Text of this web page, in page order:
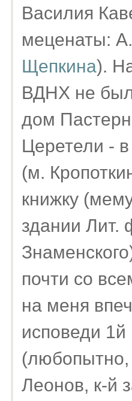
Василия
меценаты:
Щепкина).
ВДНХ не
дом
Церетели -
(м.
книжку
здании Лит.
почти со
на меня
исповеди
(любопытно,
Леонов, к-й